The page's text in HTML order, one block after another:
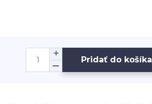
Pridať do košíka